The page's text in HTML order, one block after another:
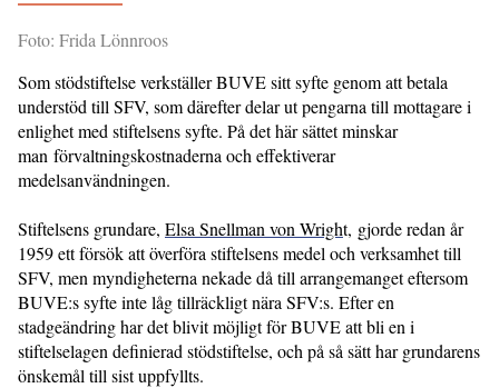
Foto: Frida Lönnroos
Som stödstiftelse verkställer BUVE sitt syfte genom att betala
understöd till SFV, som därefter delar ut pengarna till mottagare i
enlighet med stiftelsens syfte. På det här sättet minskar
man förvaltningskostnaderna och effektiverar
medelsanvändningen.
Stiftelsens grundare, Elsa Snellman von Wright, gjorde redan år
1959 ett försök att överföra stiftelsens medel och verksamhet till
SFV, men myndigheterna nekade då till arrangemanget eftersom
BUVE:s syfte inte låg tillräckligt nära SFV:s. Efter en
stadgeändring har det blivit möjligt för BUVE att bli en i
stiftelselagen definierad stödstiftelse, och på så sätt har grundarens
önskemål till sist uppfyllts.